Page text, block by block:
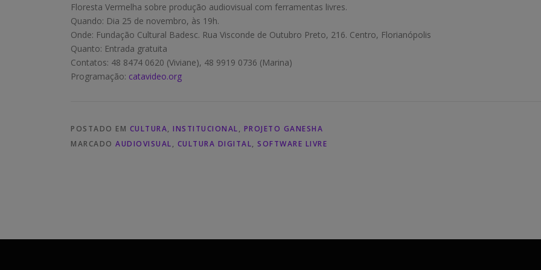
Floresta Vermelha sobre produção audiovisual com ferramentas livres.
Quando: Dia 25 de novembro, às 19h.
Onde: Fundação Cultural Badesc. Rua Visconde de Outubro Preto, 216. Centro, Florianópolis
Quanto: Entrada gratuita
Contatos: 48 8474 0620 (Viviane), 48 9919 0736 (Marina)
Programação: catavideo.org
POSTADO EM CULTURA, INSTITUCIONAL, PROJETO GANESHA
MARCADO AUDIOVISUAL, CULTURA DIGITAL, SOFTWARE LIVRE